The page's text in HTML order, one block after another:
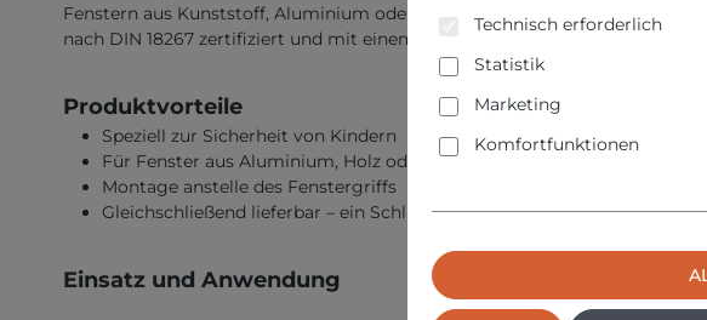
Fenstern aus Kunststoff, Aluminium oder Holz, dieser Fenstergriff ist
nach DIN 18267 zertifiziert und mit einem Druckwiderstand von 200
Produktvorteile
Speziell zur Sicherheit von Kindern
Für Fenster aus Aluminium, Holz oder Kunststoff
Montage anstelle des Fenstergriffs
Gleichschließend lieferbar – ein Schlüssel für mehrere Schlösser
Einsatz und Anwendung
Technisch erforderlich
Statistik
Marketing
Komfortfunktionen